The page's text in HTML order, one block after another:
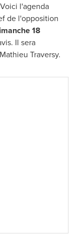
l'agenda
de l'opposition
18
Il sera
Mathieu Traversy.